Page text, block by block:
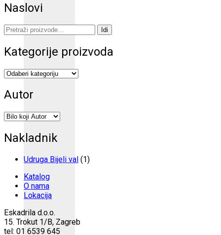
Naslovi
Pretraži: Idi
Kategorije proizvoda
Autor
Nakladnik
Udruga Bijeli val (1)
Katalog
O nama
Lokacija
Eskadrila d.o.o.
15. Trokut 1/B, Zagreb
tel: 01 6539 645